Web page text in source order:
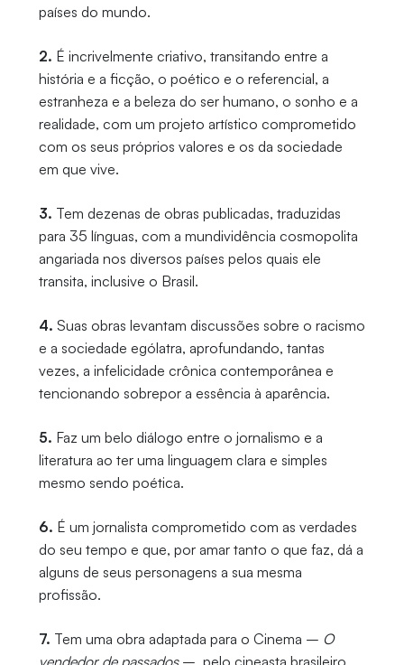
países do mundo.
2. É incrivelmente criativo, transitando entre a
história e a ficção, o poético e o referencial, a
estranheza e a beleza do ser humano, o sonho e a
realidade, com um projeto artístico comprometido
com os seus próprios valores e os da sociedade
em que vive.
3. Tem dezenas de obras publicadas, traduzidas
para 35 línguas, com a mundividência cosmopolita
angariada nos diversos países pelos quais ele
transita, inclusive o Brasil.
4. Suas obras levantam discussões sobre o racismo
e a sociedade ególatra, aprofundando, tantas
vezes, a infelicidade crônica contemporânea e
tencionando sobrepor a essência à aparência.
5. Faz um belo diálogo entre o jornalismo e a
literatura ao ter uma linguagem clara e simples
mesmo sendo poética.
6. É um jornalista comprometido com as verdades
do seu tempo e que, por amar tanto o que faz, dá a
alguns de seus personagens a sua mesma
profissão.
7. Tem uma obra adaptada para o Cinema – O